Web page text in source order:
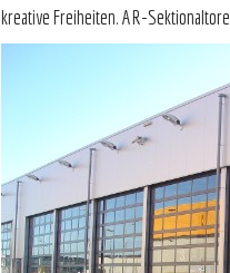
kreative Freiheiten. AR-